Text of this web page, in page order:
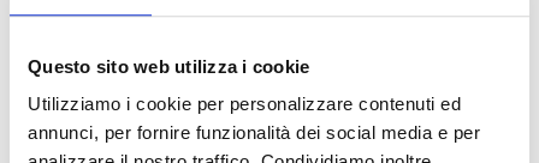
Questo sito web utilizza i cookie
Utilizziamo i cookie per personalizzare contenuti ed
annunci, per fornire funzionalità dei social media e per